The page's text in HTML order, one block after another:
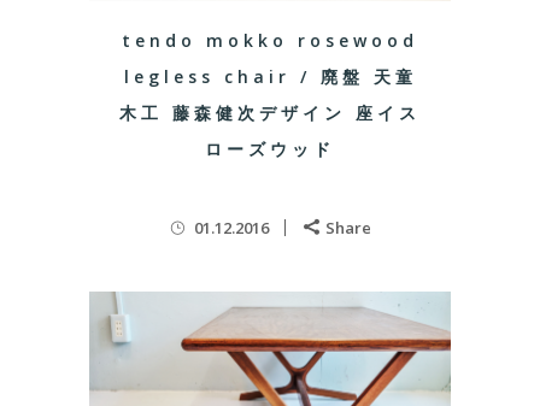
tendo mokko rosewood
legless chair / 廃盤 天童
木工 藤森健次デザイン 座イス
ローズウッド
01.12.2016 Share